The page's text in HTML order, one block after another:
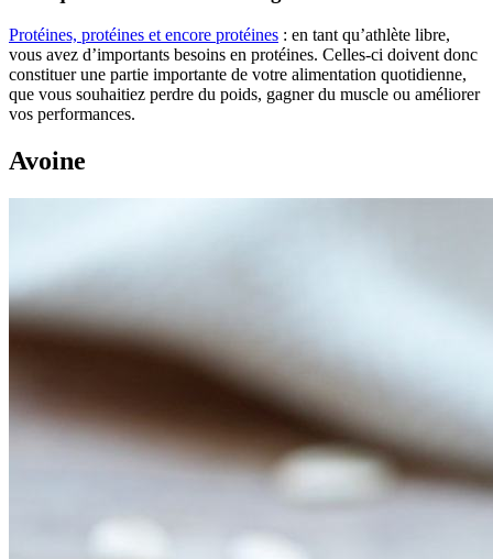
Protéines, protéines et encore protéines : en tant qu’athlète libre,
vous avez d’importants besoins en protéines. Celles-ci doivent donc
constituer une partie importante de votre alimentation quotidienne,
que vous souhaitiez perdre du poids, gagner du muscle ou améliorer
vos performances.
Avoine